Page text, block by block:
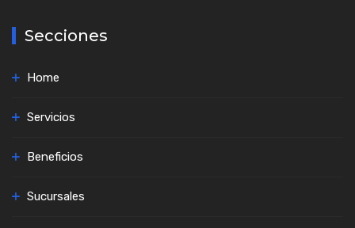
Secciones
Home
Servicios
Beneficios
Sucursales